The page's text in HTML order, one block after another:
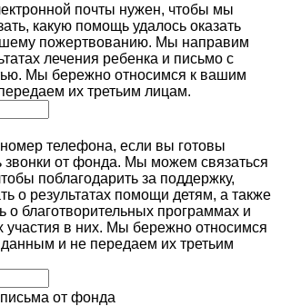
почты нужен, чтобы мы
какую помощь удалось оказать
пожертвованию. Мы направим
лечения ребенка и письмо с
Мы бережно относимся к вашим
их третьим лицам.
телефона, если вы готовы
звонки от фонда. Мы можем связаться
поблагодарить за поддержку,
о результатах помощи детям, а также
о благотворительных программах и
участия в них. Мы бережно относимся
и не передаем их третьим
от фонда